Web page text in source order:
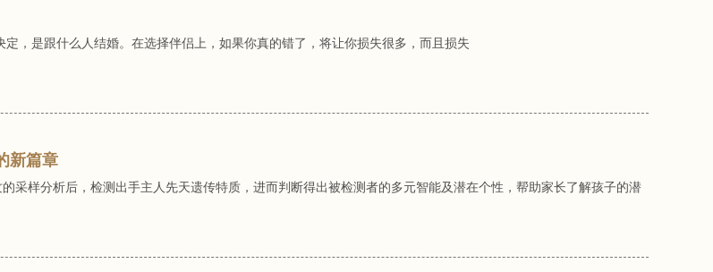
，是跟什么人结婚。在选择伴侣上，如果你真的错了，将让你损失很多，而且损失
新篇章
采样分析后，检测出手主人先天遗传特质，进而判断得出被检测者的多元智能及潜在个性，帮助家长了解孩子的潜